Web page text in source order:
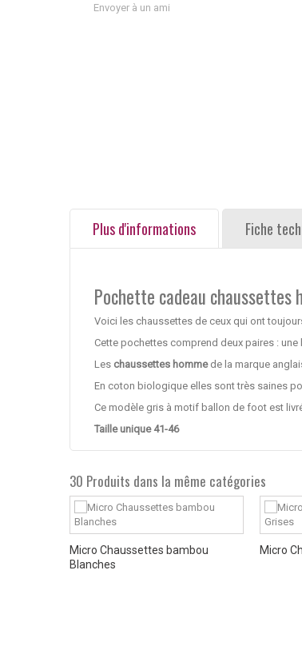
Envoyer à un ami
Plus d'informations Fiche
Pochette cadeau chaussettes
Voici les chaussettes de ceux qui ont
Cette pochettes comprend deux paires :
Les chaussettes hommede la marque
En coton biologique elles sont très saines
Ce modèle gris à motif ballon de foot est
Taille unique 41-46
30 Produits dans la même catégories
Micro Chaussettes bambou
Blanches
Micro